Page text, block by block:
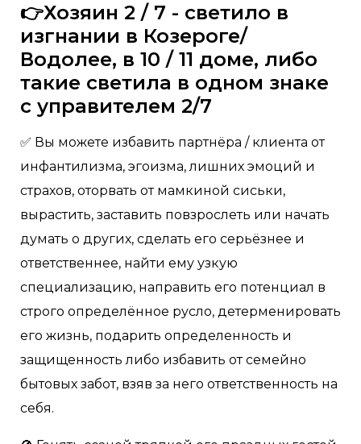
👉Хозяин 2 / 7 - светило в
изгнании в Козероге/
Водолее, в 10 / 11 доме, либо
такие светила в одном знаке
с управителем 2/7
✅ Вы можете избавить партнёра / клиента от
инфантилизма, эгоизма, лишних эмоций и
страхов, оторвать от мамкиной сиськи,
вырастить, заставить повзрослеть или начать
думать о других, сделать его серьёзнее и
ответственнее, найти ему узкую
специализацию, направить его потенциал в
строго определённое русло, детерменировать
его жизнь, подарить определенность и
защищенность либо избавить от семейно
бытовых забот, взяв за него ответственность на
себя.